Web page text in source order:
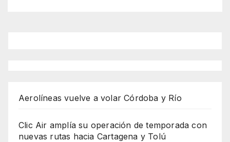
Aerolíneas vuelve a volar Córdoba y Río
Clic Air amplía su operación de temporada con
nuevas rutas hacia Cartagena y Tolú